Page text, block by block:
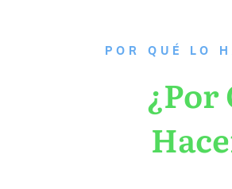
P OR QUÉ LO
¿Por